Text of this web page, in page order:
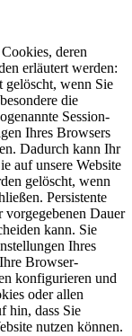
deren
erläutert werden:
gelöscht, wenn Sie
die
Session-
Ihres Browsers
Dadurch kann Ihr
auf unsere Website
gelöscht, wenn
Persistente
vorgegebenen Dauer
kann. Sie
Ihres
Browser-
konfigurieren und
oder allen
hin, dass Sie
nutzen können.